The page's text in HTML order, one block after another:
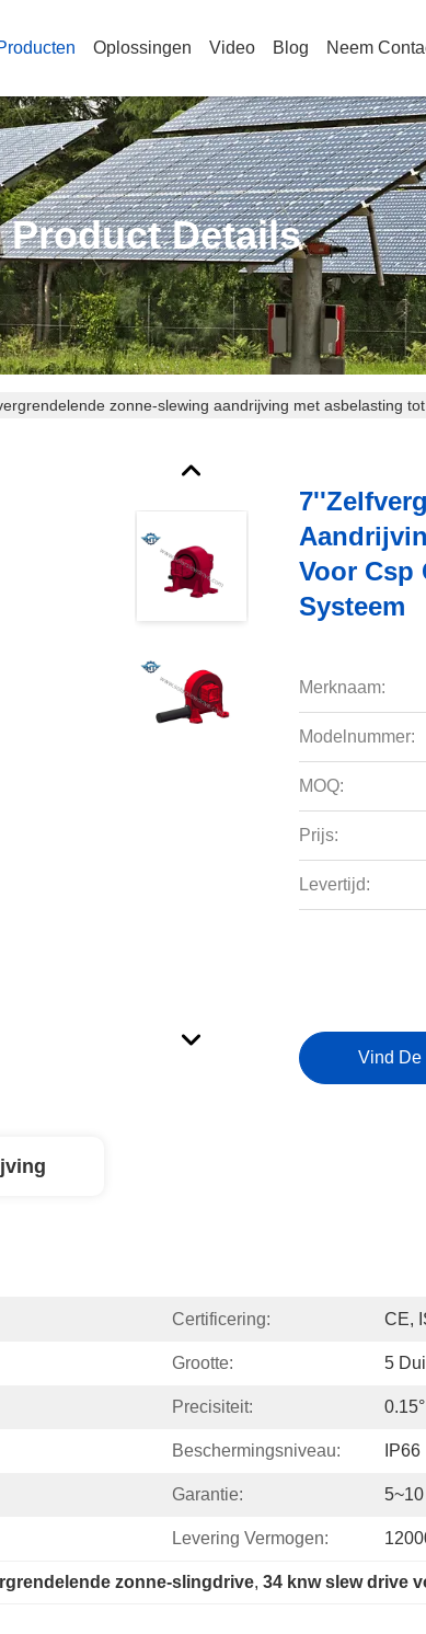
Oplossingen Video Blog Neem
Product Details
zonne-slewing aandrijving met asbelasting
Voor Csp
Systeem
Merknaam:
Modelnummer:
MOQ:
Prijs:
Levertijd:
Vind De
Certificering: CE,
Grootte: 5
Precisiteit: 0.15°
Beschermingsniveau: IP66
Garantie:
Levering Vermogen:
zonne-slingdrive, 34 knw slew drive